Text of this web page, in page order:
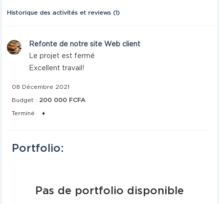
Historique des activités et reviews (1)
Refonte de notre site Web client
Le projet est fermé
Excellent travail!
08 Décembre 2021
Budget : 200 000 FCFA
Terminé ♦
Portfolio:
Pas de portfolio disponible